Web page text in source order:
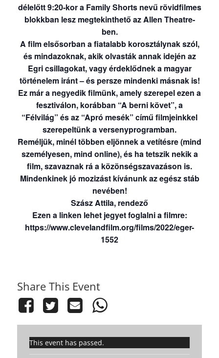
délelőtt 9:20-kor a Family Shorts nevű rövidfilmes
blokkban lesz megtekinthető az Allen Theatre-
ben.
A film elsősorban a fiatalabb korosztálynak szól,
és mindazoknak, akik olvasták annak idején az
Egri csillagokat, vagy érdeklődnek a magyar
történelem iránt – és persze mindenki másnak is!
Ez már a negyedik filmünk, amely szerepel ezen a
fesztiválon, korábban “A berni követ”,a
“Félvilág” és az “Apró mesék” című filmjeinkkel
szerepeltünk a versenyprogramban.
Reméljük, minél többen eljönnek a vetítésre (mind
személyesen, mind online), és ha tetszik nekik a
film, szavaznak rá a közönségszavazáson is.
Mindenkinek jó mozizást kívánunk az egész stáb
nevében!
Szász Attila, rendező
Ezen a linken lehet jegyet foglalni a filmre:
https://www.clevelandfilm.org/films/2022/eger-
1552
Share This Event
This event has passed.